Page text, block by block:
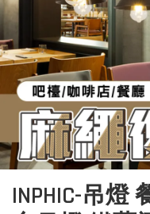
INPHIC-吊燈